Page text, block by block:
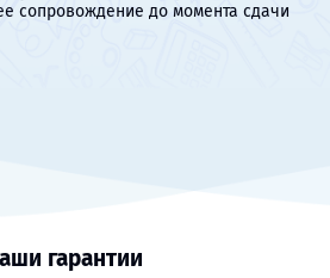
сопровождение до момента сдачи
гарантии